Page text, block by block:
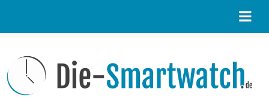
Kontakt / Tipp geben
Impressum